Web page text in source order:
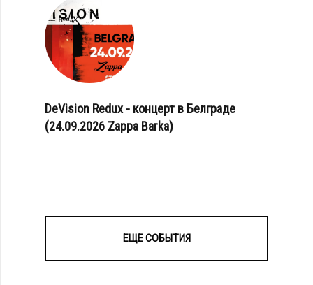
DeVision Redux - концерт в Белграде
(24.09.2026 Zappa Barka)
ЕЩЕ СОБЫТИЯ